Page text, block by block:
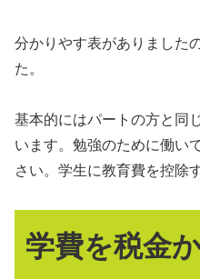
分かりやす表がありました
た。
基本的にはパートの方と同
います。勉強のために働い
さい。学生に教育費を控除
学費を税金